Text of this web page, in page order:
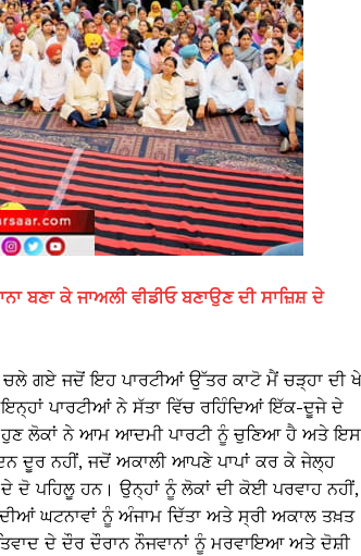
ਬਣਾ ਕੇ ਜਾਅਲੀ ਵੀਡੀਓ ਬਣਾਉਣ ਦੀ ਸਾਜ਼ਿਸ਼ ਦੇ
ਚਲੇ ਗਏ ਜਦੋਂ ਇਹ ਪਾਰਟੀਆਂ ਉੱਤਰ ਕਾਟੋ ਮੈਂ ਚੜ੍ਹਾ ਦੀ
ਪਾਰਟੀਆਂ ਨੇ ਸੱਤਾ ਵਿੱਚ ਰਹਿੰਦਿਆਂ ਇੱਕ-ਦੂਜੇ ਦੇ
ਹੁਣ ਲੋਕਾਂ ਨੇ ਆਮ ਆਦਮੀ ਪਾਰਟੀ ਨੂੰ ਚੁਣਿਆ ਹੈ ਅਤੇ ਇਸ
ਦੂਰ ਨਹੀਂ, ਜਦੋਂ ਅਕਾਲੀ ਆਪਣੇ ਪਾਪਾਂ ਕਰ ਕੇ ਜੇਲ੍ਹ
ਦੋ ਪਹਿਲੂ ਹਨ। ਉਨ੍ਹਾਂ ਨੂੰ ਲੋਕਾਂ ਦੀ ਕੋਈ ਪਰਵਾਹ ਨਹੀਂ,
ਘਟਨਾਵਾਂ ਨੂੰ ਅੰਜਾਮ ਦਿੱਤਾ ਅਤੇ ਸ੍ਰੀ ਅਕਾਲ ਤਖ਼ਤ
ਦੇ ਦੌਰ ਦੌਰਾਨ ਨੌਜਵਾਨਾਂ ਨੂੰ ਮਰਵਾਇਆ ਅਤੇ ਦੋਸ਼ੀ